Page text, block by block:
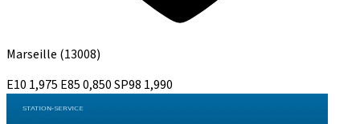
Marseille (13008)
E10 1,975 E850,850SP98 1,990